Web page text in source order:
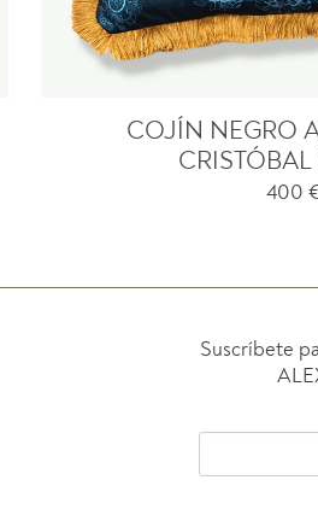
COJÍN NEGRO
400
Suscríbete